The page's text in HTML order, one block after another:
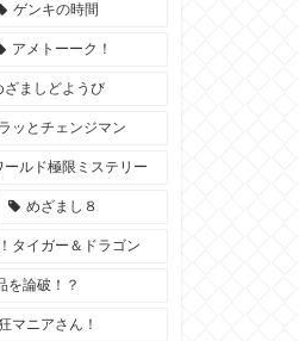
ゲンキの時間
アメトーーク！
ざましどようび
ッとチェンジマン
ールド極限ミステリー
めざまし８
タイガー＆ドラゴン
を論破！？
マニアさん！